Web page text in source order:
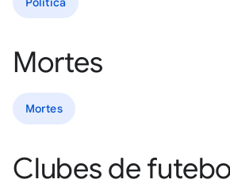
Mortes
Mortes
Clubes de